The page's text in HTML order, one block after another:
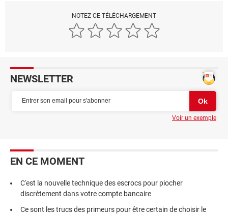
NOTEZ CE TÉLÉCHARGEMENT
NEWSLETTER
Voir un exemple
EN CE MOMENT
C'est la nouvelle technique des escrocs pour piocher
discrètement dans votre compte bancaire
Ce sont les trucs des primeurs pour être certain de choisir le